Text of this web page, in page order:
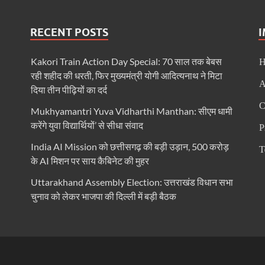
थीम पर दिल्ली हाट में उत्तर प्रदेश दिवस-2026 का हुआ भव्य आयोजन
ने दिए DIG के निलंबन के आदेश
के साथ की बैठक
उत्तराखण्ड” की झांकी
के लिए नीति-विमर्श वर्कशॉप
की शान, यूपी की झांकी में दिखेगी विरासत और विकास की एकजुट तस्वीर
पर कड़ी कार्रवाई-उप मुख्यमंत्री केशव प्रसाद मौर्य
RECENT POSTS
Kakori Train Action Day Special: 70 साल तक बेबस
रही शहीद की धरती, फिर मुख्यमंत्री योगी आदित्यनाथ ने मिटा
दिया तीन पीढ़ियों का दर्द
Mukhyamantri Yuva Vidharthi Manthan: सीएम धामी
करेंगे युवा विद्यार्थियों’ से सीधा संवाद
India AI Mission को छत्तीसगढ़ की बड़ी उड़ान, 500 करोड़
के AI मिशन पर साय कैबिनेट की मुहर
Uttarakhand Assembly Election: उत्तराखंड विधान सभा
चुनाव को लेकर भाजपा की दिल्ली में बड़ी बैठक